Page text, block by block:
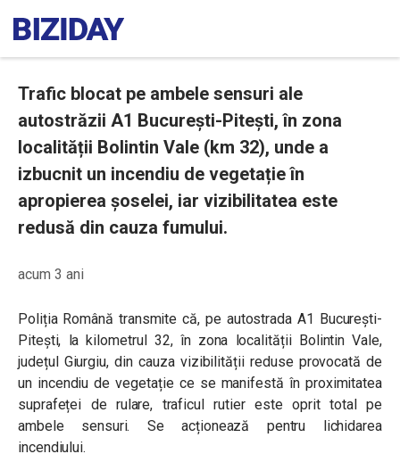
Trafic blocat pe ambele sensuri ale
autostrăzii A1 București-Pitești, în zona
localității Bolintin Vale (km 32), unde a
izbucnit un incendiu de vegetație în
apropierea șoselei, iar vizibilitatea este
redusă din cauza fumului.
acum 3 ani
Poliția Română transmite că, pe autostrada A1 București-
Pitești, la kilometrul 32, în zona localității Bolintin Vale,
județul Giurgiu, din cauza vizibilității reduse provocată de
un incendiu de vegetație ce se manifestă în proximitatea
suprafeței de rulare, traficul rutier este oprit total pe
ambele sensuri. Se acționează pentru lichidarea
incendiului.